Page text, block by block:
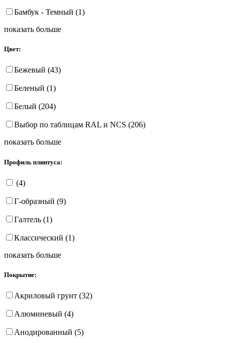
Бамбук - Темный (1)
показать больше
Цвет:
Бежевый (43)
Беленый (1)
Белый (204)
Выбор по таблицам RAL и NCS (206)
показать больше
Профиль плинтуса:
(4)
Г-образный (9)
Галтель (1)
Классический (1)
показать больше
Покрытие:
Акриловый грунт (32)
Алюминевый (4)
Анодированный (5)